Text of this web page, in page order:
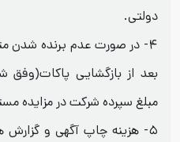
دولتی.
۴- در صورت عدم برنده شدن
بعد از بازگشایی پاکات(وفق
مبلغ سپرده شرکت در مزایده
۵- هزینه چاپ آگهی و گزارش